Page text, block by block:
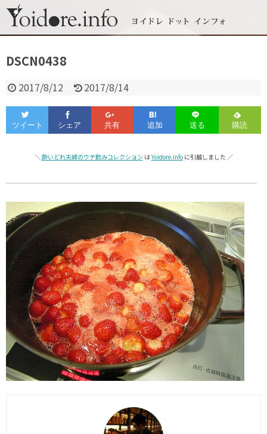
DSCN0438
2017/8/12 2017/8/14
＼ 酔いどれ夫婦のウチ飲みコレクション はYoidore.infoに引越しました ／